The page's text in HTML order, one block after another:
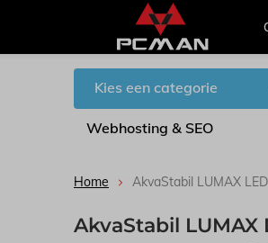
Kies een categorie
Webhosting & SEO
Home AkvaStabil LUMAX
AkvaStabil